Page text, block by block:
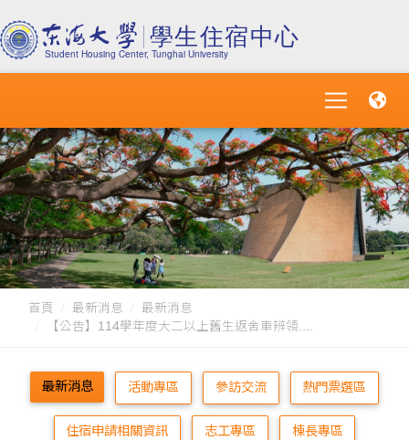
首頁 最新消息
最新消息
【公告】114學年度大二以上舊生返舍車辨領....
最新消息 活動專區 參訪交流 熱門票選區
住宿申請相關資訊 志工專區 棟長專區